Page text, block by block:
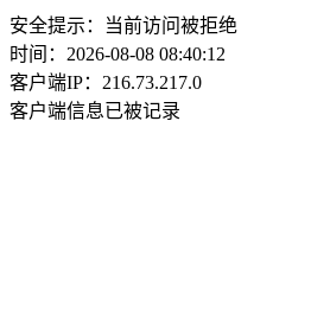
安全提示：当前访问被拒绝
时间：2026-08-08 08:40:12
客户端IP：216.73.217.0
客户端信息已被记录